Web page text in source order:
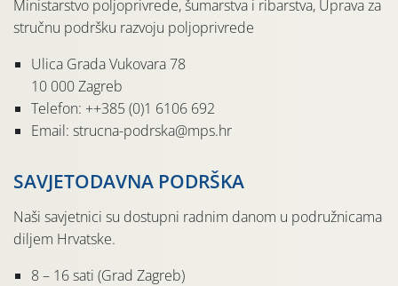
Ministarstvo poljoprivrede, šumarstva i ribarstva, Uprava za
stručnu podršku razvoju poljoprivrede
Ulica Grada Vukovara 78
10 000 Zagreb
Telefon: ++385 (0)1 6106 692
Email: strucna-podrska@mps.hr
SAVJETODAVNA PODRŠKA
Naši savjetnici su dostupni radnim danom u podružnicama
diljem Hrvatske.
8 – 16 sati (Grad Zagreb)